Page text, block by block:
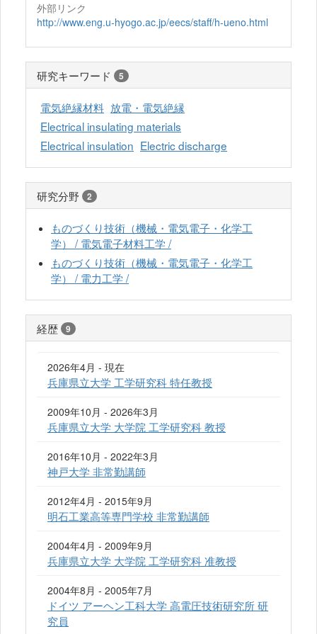
外部リンク
http://www.eng.u-hyogo.ac.jp/eecs/staff/h-ueno.html
研究キーワード 5
電気絶縁材料 放電・電気絶縁
Electrical insulating materials
Electrical insulation Electric discharge
研究分野 2
ものづくり技術（機械・電気電子・化学工
学） / 電気電子材料工学 /
ものづくり技術（機械・電気電子・化学工
学） / 電力工学 /
経歴 9
2026年4月 - 現在
兵庫県立大学 工学研究科 特任教授
2009年10月 - 2026年3月
兵庫県立大学 大学院 工学研究科 教授
2016年10月 - 2022年3月
神戸大学 非常勤講師
2012年4月 - 2015年9月
明石工業高等専門学校 非常勤講師
2004年4月 - 2009年9月
兵庫県立大学 大学院 工学研究科 准教授
2004年8月 - 2005年7月
ドイツ アーヘン工科大学 高電圧技術研究所 研
究員